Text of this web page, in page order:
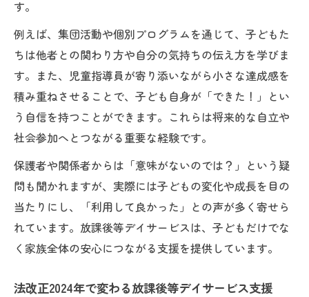
放課後等デイサービス支援で自立を促すポ
イント
児童指導員が考える社会性と自立の両立支
援
放課後等デイサービス支援プログラムで社
児童指導員が見守る自立支援の現場事例
す。
例えば、集団活動や個別プログラムを通じて、子どもた
ちは他者との関わり方や自分の気持ちの伝え方を学びま
す。また、児童指導員が寄り添いながら小さな達成感を
積み重ねさせることで、子ども自身が「できた！」とい
う自信を持つことができます。これらは将来的な自立や
社会参加へとつながる重要な経験です。
保護者や関係者からは「意味がないのでは？」という疑
問も聞かれますが、実際には子どもの変化や成長を目の
当たりにし、「利用して良かった」との声が多く寄せら
れています。放課後等デイサービスは、子どもだけでな
く家族全体の安心につながる支援を提供しています。
法改正2024年で変わる放課後等デイサービス支援